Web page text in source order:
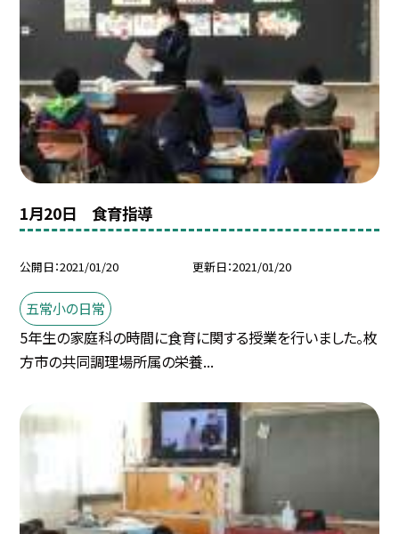
1月20日 食育指導
公開日 2021/01/20 更新日 2021/01/20
五常小の日常
5年生の家庭科の時間に食育に関する授業を行いました。枚
方市の共同調理場所属の栄養...